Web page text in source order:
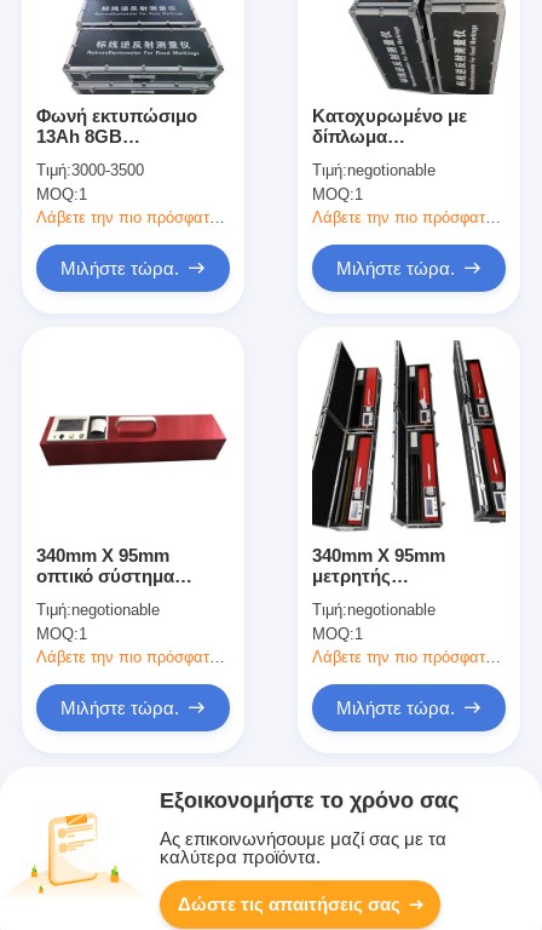
Φωνή εκτυπώσιμο
13Ah 8GB
οθόνης αφής για τα
οδικά σημάδια
Τιμή:3000-3500
MOQ:1
Λάβετε την πιο πρόσφατη τιμή
Μιλήστε τώρα.
Κατοχυρωμένο με
δίπλωμα
μετρητής οπτικό
σύστημα
οπισθοανακλαστήρων
παρατήρησης
Τιμή:negotionable
MOQ:1
Μιλήστε τώρα.
340mm X 95mm
οπτικό σύστημα
τα οδικά σημάδια
Τιμή:negotionable
MOQ:1
Λάβετε την πιο πρόσφατη τιμή
Μιλήστε τώρα.
340mm X 95mm
μετρητής
για τα οδικά σημάδια
μια βασική
βαθμολόγηση
Τιμή:negotionable
MOQ:1
Λάβετε την πιο πρόσφατη τιμή
Μιλήστε τώρα.
Εξοικονομήστε το χρόνο σας
Ας επικοινωνήσουμε μαζί σας με τα
καλύτερα προϊόντα.
Δώστε τις απαιτήσεις σας